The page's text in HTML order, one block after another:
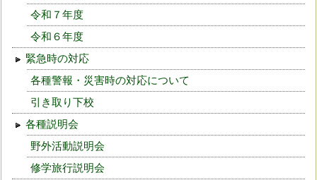
令和７年度
令和６年度
緊急時の対応
各種警報・災害時の対応について
引き取り下校
各種説明会
野外活動説明会
修学旅行説明会